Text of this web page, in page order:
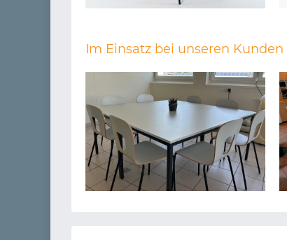
Im Einsatz bei unseren Kunden